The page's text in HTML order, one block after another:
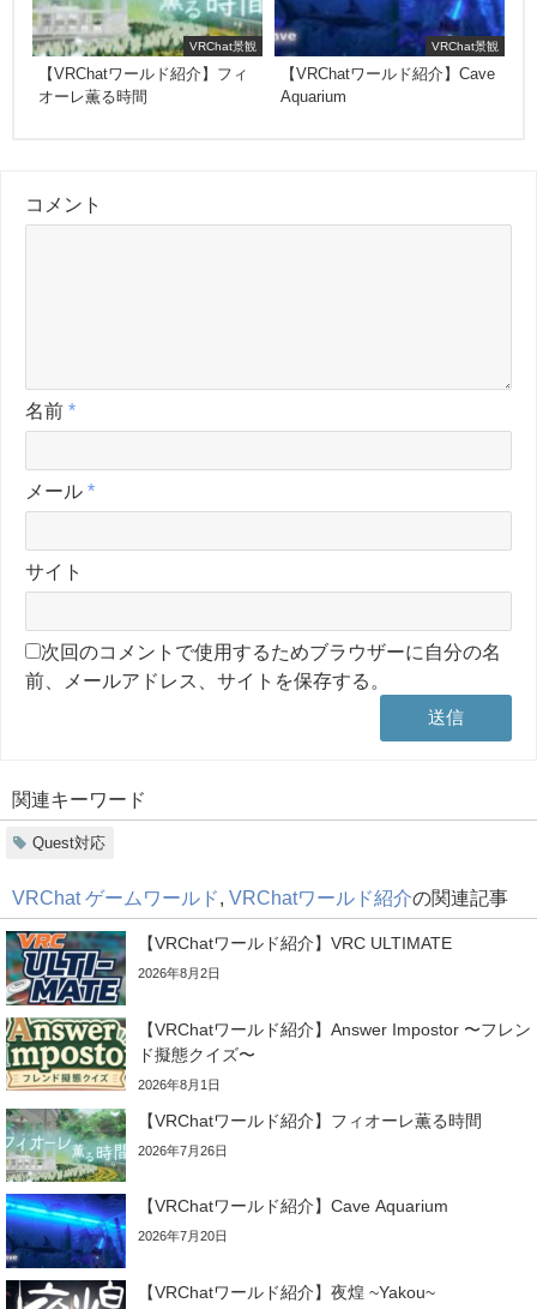
VRChat景観
【VRChatワールド紹介】フィ
オーレ薫る時間
VRChat景観
【VRChatワールド紹介】Cave
Aquarium
コメント
名前 *
メール *
サイト
次回のコメントで使用するためブラウザーに自分の名
前、メールアドレス、サイトを保存する。
関連キーワード
Quest対応
VRChat ゲームワールド VRChatワールド紹介の関連記事
【VRChatワールド紹介】VRC ULTIMATE
2026年8月2日
【VRChatワールド紹介】Answer Impostor 〜フレン
ド擬態クイズ〜
2026年8月1日
【VRChatワールド紹介】フィオーレ薫る時間
2026年7月26日
【VRChatワールド紹介】Cave Aquarium
2026年7月20日
【VRChatワールド紹介】夜煌 ~Yakou~